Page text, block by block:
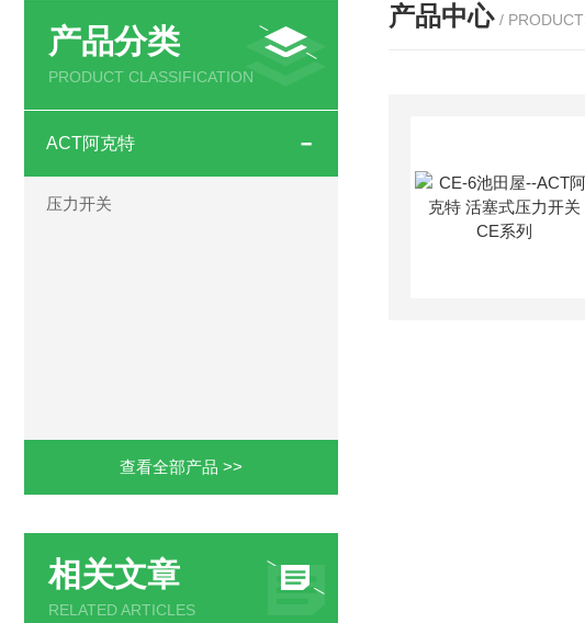
产品分类
PRODUCT CLASSIFICATION
ACT阿克特
压力开关
查看全部产品 >>
相关文章
RELATED ARTICLES
产品中心 /